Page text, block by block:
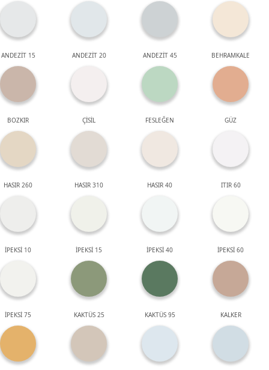
ANDEZİT 15 ANDEZİT 20 ANDEZİT 45 BEHRAMKALE
BOZKIR ÇİSİL FESLEĞEN GÜZ
HASIR 260 HASIR 310 HASIR 40 ITIR 60
İPEKSİ 10 İPEKSİ 15 İPEKSİ 40 İPEKSİ 60
İPEKSİ 75 KAKTÜS 25 KAKTÜS 95 KALKER